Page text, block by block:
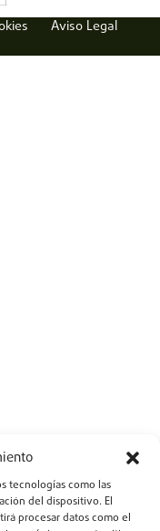
tecnologías como las
del dispositivo. El
procesar datos como el
Aviso Legal